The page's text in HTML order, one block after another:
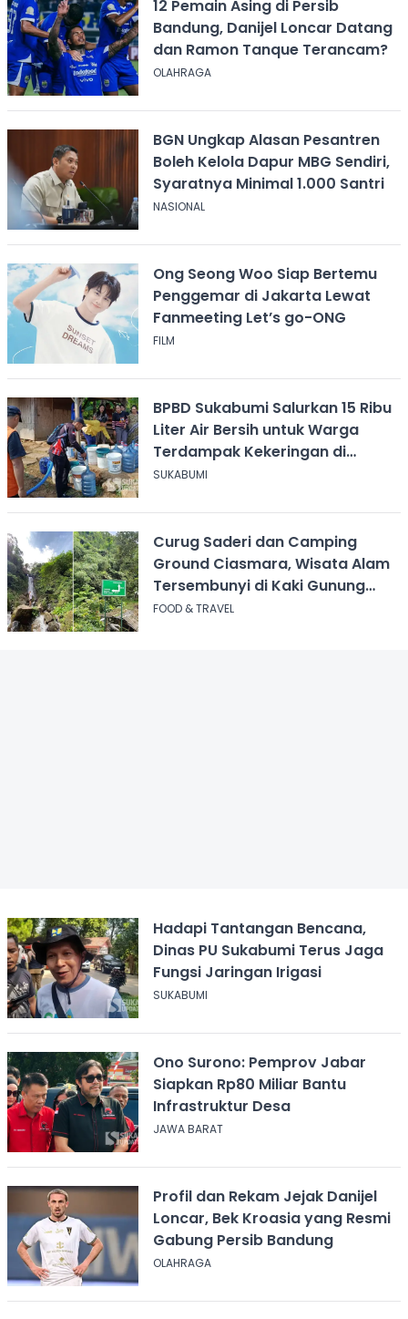
12 Pemain Asing di Persib
Bandung, Danijel Loncar Datang
dan Ramon Tanque Terancam?
OLAHRAGA
BGN Ungkap Alasan Pesantren
Boleh Kelola Dapur MBG Sendiri,
Syaratnya Minimal 1.000 Santri
NASIONAL
Ong Seong Woo Siap Bertemu
Penggemar di Jakarta Lewat
Fanmeeting Let’s go-ONG
FILM
BPBD Sukabumi Salurkan 15 Ribu
Liter Air Bersih untuk Warga
Terdampak Kekeringan di
Cicurug
SUKABUMI
Curug Saderi dan Camping
Ground Ciasmara, Wisata Alam
Tersembunyi di Kaki Gunung
Salak
FOOD & TRAVEL
Hadapi Tantangan Bencana,
Dinas PU Sukabumi Terus Jaga
Fungsi Jaringan Irigasi
SUKABUMI
Ono Surono: Pemprov Jabar
Siapkan Rp80 Miliar Bantu
Infrastruktur Desa
JAWA BARAT
Profil dan Rekam Jejak Danijel
Loncar, Bek Kroasia yang Resmi
Gabung Persib Bandung
OLAHRAGA